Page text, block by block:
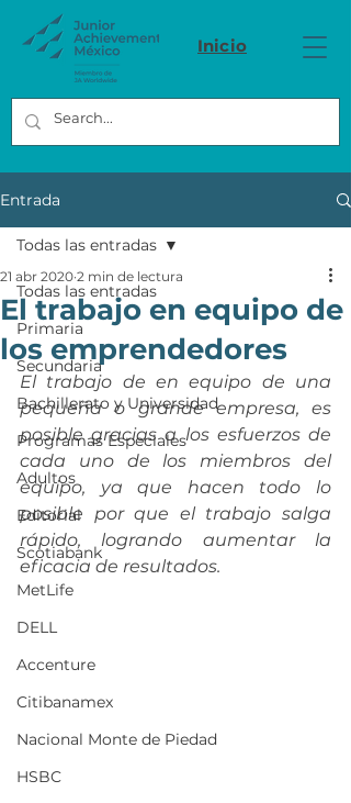
Inicio
Entrada
Todas las entradas
Primaria
Secundaria
Bachillerato y Universidad
Programas Especiales
Adultos
Editorial
Scotiabank
MetLife
DELL
Accenture
Citibanamex
Nacional Monte de Piedad
HSBC
Todas las entradas
El trabajo en equipo de
los emprendedores
21 abr 2020 2 min de lectura
El trabajo de en equipo de una
pequeña o grande empresa, es
posible gracias a los esfuerzos de
cada uno de los miembros del
equipo, ya que hacen todo lo
posible por que el trabajo salga
rápido, logrando aumentar la
eficacia de resultados.